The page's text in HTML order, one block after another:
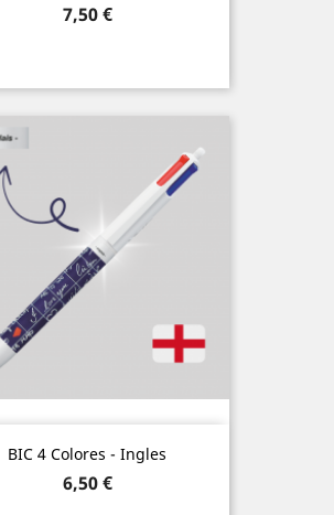
Precio
7,50 €
BIC 4 Colores - Ingles
Precio
6,50 €